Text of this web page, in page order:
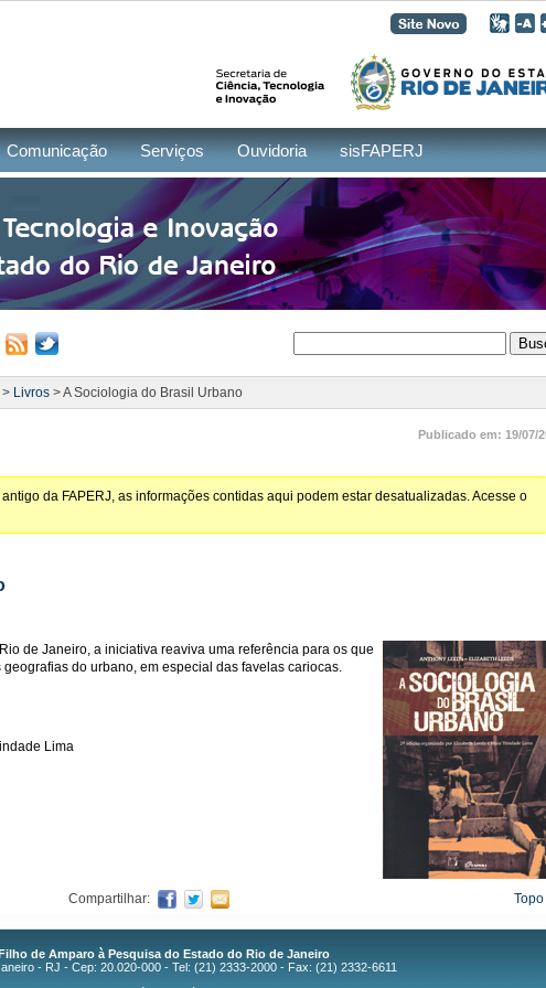
Comunicação Serviços Ouvidoria sisFAPERJ
> Livros > A Sociologia do Brasil Urbano
Publicado em: 19/07/
da FAPERJ, as informações contidas aqui podem estar desatualizadas. Acesse o
de Janeiro, a iniciativa reaviva uma referência para os que
do urbano, em especial das favelas cariocas.
Lima
Compartilhar: Topo
de Amparo à Pesquisa do Estado do Rio de Janeiro
- RJ - Cep: 20.020-000 - Tel: (21) 2333-2000 - Fax: (21) 2332-6611